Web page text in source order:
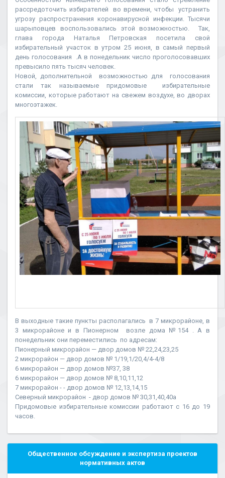
рассредоточить избирателей во времени, чтобы устранить
угрозу распространения коронавирусной инфекции. Тысячи
шарыповцев воспользовались этой возможностью. Так,
глава города Наталья Петровская посетила свой
избирательный участок в утром 25 июня, в самый первый
день голосования .А в понедельник число проголосовавших
превысило пять тысяч человек.
Новой, дополнительной возможностью для голосования
стали так называемые придомовые избирательные
комиссии, которые работают на свежем воздухе, во дворах
многоэтажек.
В выходные такие пункты располагались в 7 микрорайоне, в
3 микрорайоне и в Пионерном возле дома №154 . А в
понедельник они переместились по адресам:
Пионерный микрорайон — двор домов № 22,24,23,25
2 микрорайон — двор домов № 1/19,1/20,4/4-4/8
6 микрорайон — двор домов №37, 38
6 микрорайон — двор домов № 8,10,11,12
7 микрорайон - - двор домов № 12,13,14,15
Северный микрорайон - двор домов № 30,31,40,40а
Придомовые избирательные комиссии работают с 16 до 19
часов.
Общественное обсуждение и экспертиза проектов
нормативных актов